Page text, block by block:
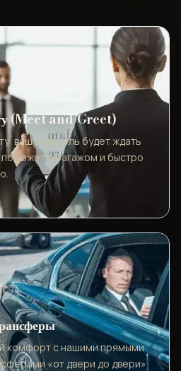
(Meet and Greet)
ваш водитель будет ждать
поможет с багажом и быстро
комфорт с нашими прямыми
«от двери до двери»